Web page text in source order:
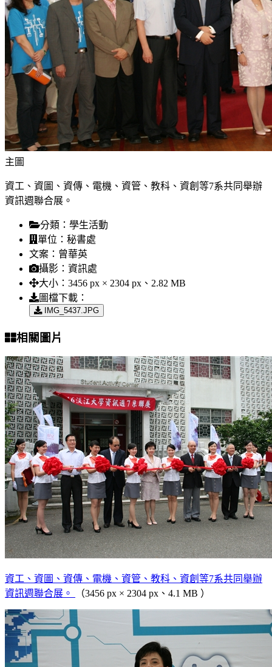
主圖
資工、資圖、資傳、電機、資管、教科、資創等7系共同舉辦
資訊週聯合展。
分類： 學生活動
單位： 秘書處
文案： 曾華英
攝影： 資訊處
大小： 3456 px × 2304 px、2.82 MB
圖檔下載：
IMG_5437.JPG
相關圖片
資工、資圖、資傳、電機、資管、教科、資創等7系共同舉辦
資訊週聯合展。
（3456 px × 2304 px、4.1 MB ）